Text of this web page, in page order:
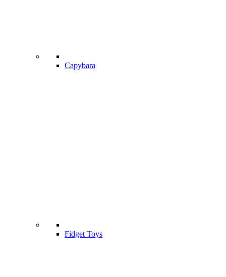
Capybara
Fidget Toys